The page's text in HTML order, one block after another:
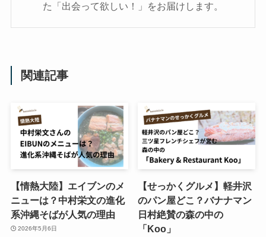
た「出会って欲しい！」をお届けします。
関連記事
【情熱大陸】エイブンのメ
ニューは？中村栄文の進化
系沖縄そばが人気の理由
2026年5月6日
【せっかくグルメ】軽井沢
のパン屋どこ？バナナマン
日村絶賛の森の中の
「Koo」